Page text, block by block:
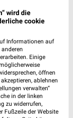
wird die
cookie
Informationen auf
Einige
öffnen
ablehnen
verwalten“
in der linken
zu widerrufen,
Fußzeile der Website